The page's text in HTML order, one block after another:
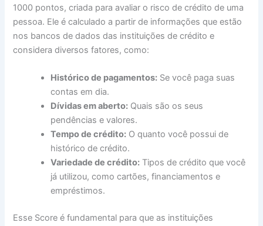
1000 pontos, criada para avaliar o risco de crédito de uma
pessoa. Ele é calculado a partir de informações que estão
nos bancos de dados das instituições de crédito e
considera diversos fatores, como:
Histórico de pagamentos: Se você paga suas
contas em dia.
Dívidas em aberto: Quais são os seus
pendências e valores.
Tempo de crédito: O quanto você possui de
histórico de crédito.
Variedade de crédito: Tipos de crédito que você
já utilizou, como cartões, financiamentos e
empréstimos.
Esse Score é fundamental para que as instituições